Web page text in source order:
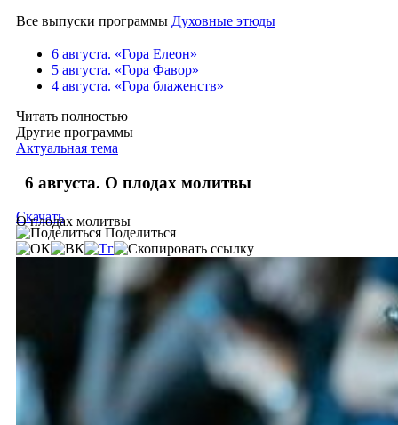
Все выпуски программы Духовные этюды
6 августа. «Гора Елеон»
5 августа. «Гора Фавор»
4 августа. «Гора блаженств»
Читать полностью
Другие программы
Актуальная тема
6 августа. О плодах молитвы
О плодах молитвы
Скачать
Поделиться